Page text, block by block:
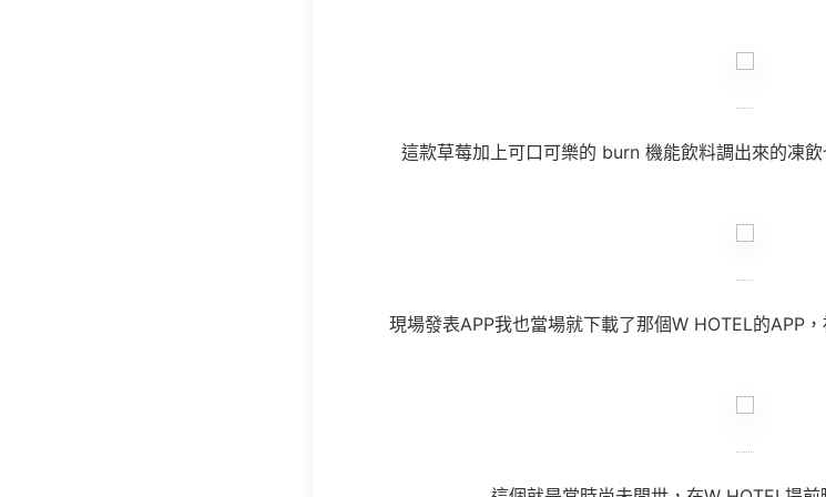
這款草莓加上可口可樂的 burn 機能飲料調出來的凍
現場發表APP我也當場就下載了那個W HOTEL的APP